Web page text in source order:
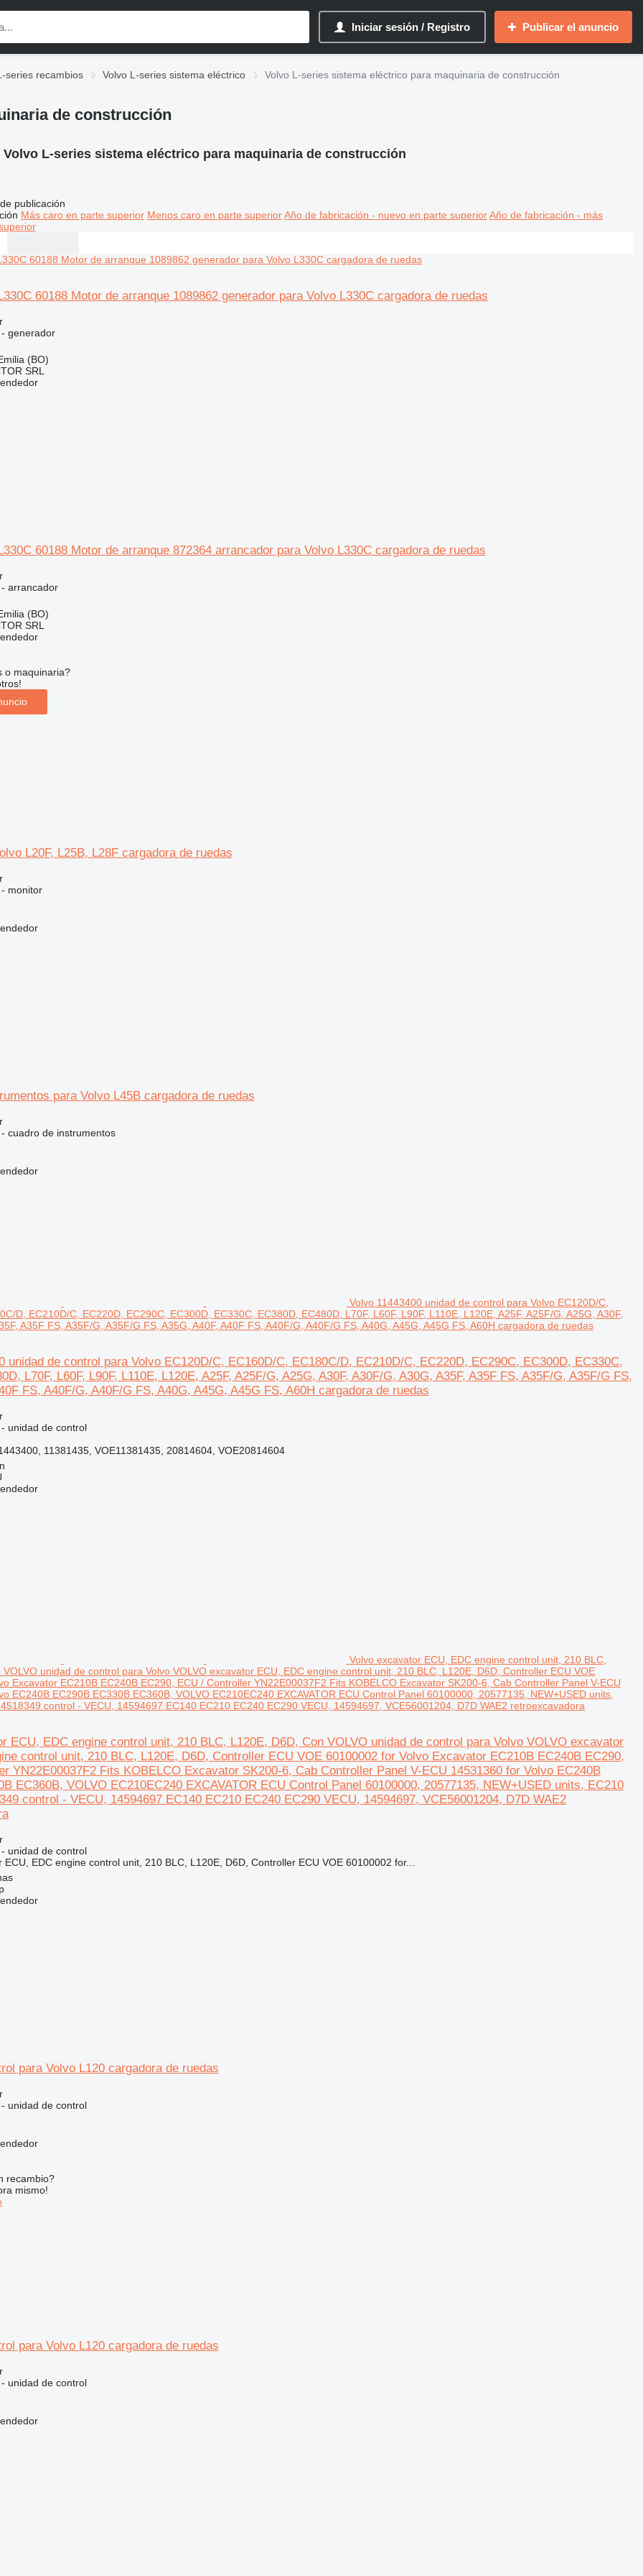
Iniciar sesión / Registro Publicar el anuncio
series recambios Volvo L-series sistema eléctrico Volvo L-series sistema eléctrico para maquinaria de construcción
de construcción
Volvo L-series sistema eléctrico para maquinaria de construcción
publicación
Más caro en parte superior Menos caro en parte superior Año de fabricación - nuevo en parte superior Año de fabricación - más
60188 Motor de arranque 1089862 generador para Volvo L330C cargadora de ruedas
generador
(BO)
SRL
60188 Motor de arranque 872364 arrancador para Volvo L330C cargadora de ruedas
arrancador
(BO)
SRL
o maquinaria?
L20F, L25B, L28F cargadora de ruedas
monitor
para Volvo L45B cargadora de ruedas
cuadro de instrumentos
Volvo 11443400 unidad de control para Volvo EC120D/C,
D, EC210D/C, EC220D, EC290C, EC300D, EC330C, EC380D, EC480D, L70F, L60F, L90F, L110E, L120E, A25F, A25F/G, A25G, A30F,
A35F FS, A35F/G, A35F/G FS, A35G, A40F, A40F FS, A40F/G, A40F/G FS, A40G, A45G, A45G FS, A60H cargadora de ruedas
unidad de control para Volvo EC120D/C, EC160D/C, EC180C/D, EC210D/C, EC220D, EC290C, EC300D, EC330C,
L70F, L60F, L90F, L110E, L120E, A25F, A25F/G, A25G, A30F, A30F/G, A30G, A35F, A35F FS, A35F/G, A35F/G FS,
FS, A40F/G, A40F/G FS, A40G, A45G, A45G FS, A60H cargadora de ruedas
unidad de control
11381435, VOE11381435, 20814604, VOE20814604
Volvo excavator ECU, EDC engine control unit, 210 BLC,
VOLVO unidad de control para Volvo VOLVO excavator ECU, EDC engine control unit, 210 BLC, L120E, D6D, Controller ECU VOE
Excavator EC210B EC240B EC290, ECU / Controller YN22E00037F2 Fits KOBELCO Excavator SK200-6, Cab Controller Panel V-ECU
EC240B EC290B EC330B EC360B, VOLVO EC210EC240 EXCAVATOR ECU Control Panel 60100000, 20577135, NEW+USED units,
control - VECU, 14594697 EC140 EC210 EC240 EC290 VECU, 14594697, VCE56001204, D7D WAE2 retroexcavadora
ECU, EDC engine control unit, 210 BLC, L120E, D6D, Con VOLVO unidad de control para Volvo VOLVO excavator
control unit, 210 BLC, L120E, D6D, Controller ECU VOE 60100002 for Volvo Excavator EC210B EC240B EC290,
YN22E00037F2 Fits KOBELCO Excavator SK200-6, Cab Controller Panel V-ECU 14531360 for Volvo EC240B
EC360B, VOLVO EC210EC240 EXCAVATOR ECU Control Panel 60100000, 20577135, NEW+USED units, EC210
control - VECU, 14594697 EC140 EC210 EC240 EC290 VECU, 14594697, VCE56001204, D7D WAE2
unidad de control
ECU, EDC engine control unit, 210 BLC, L120E, D6D, Controller ECU VOE 60100002 for...
para Volvo L120 cargadora de ruedas
unidad de control
recambio?
mismo!
para Volvo L120 cargadora de ruedas
unidad de control